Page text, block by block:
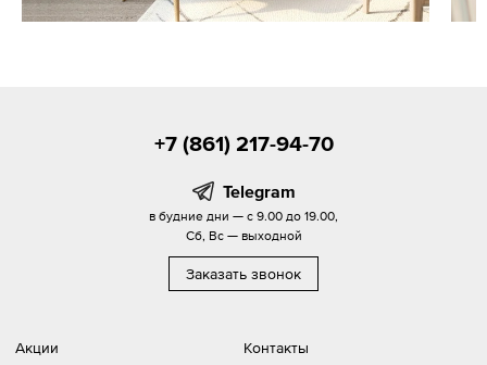
Акции
Контакты
+7 (861) 217-94-70
Telegram
в будние дни — с 9.00 до 19.00,
Сб, Вс — выходной
Заказать звонок